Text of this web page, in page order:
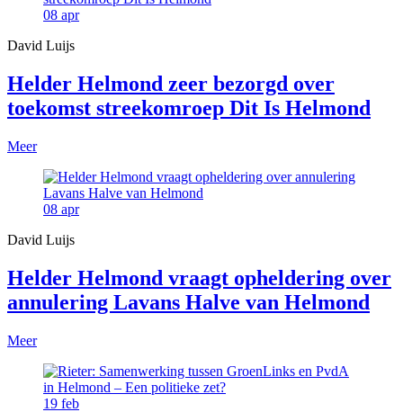
08 apr
David Luijs
Helder Helmond zeer bezorgd over
toekomst streekomroep Dit Is Helmond
Meer
08 apr
David Luijs
Helder Helmond vraagt opheldering over
annulering Lavans Halve van Helmond
Meer
19 feb